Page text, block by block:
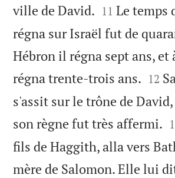
ville de David. 

11 Le temps
régna sur Israël fut de
Hébron il régna sept ans, et
régna trente-trois ans. 

12
s'assit sur le trône de
son règne fut très affermi. 
fils de Haggith, alla vers
mère de Salomon. Elle lui